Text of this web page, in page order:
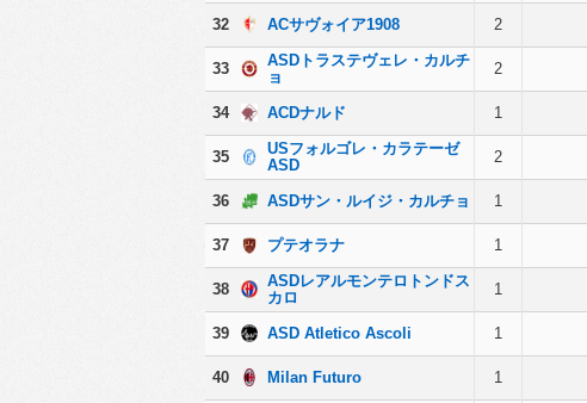
32 ACサヴォイア1908 2
33
ASDトラステヴェレ・カルチ
ョ
2
34 ACDナルド 1
35
USフォルゴレ・カラテーゼ
ASD
2
36 ASDサン・ルイジ・カルチョ 1
37 プテオラナ 1
38
ASDレアルモンテロトンドス
カロ
1
39 ASD Atletico Ascoli 1
40 Milan Futuro 1